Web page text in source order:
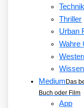
Technik
Thriller
Urban
Wahre
Medium Das
Buch oder Film
App